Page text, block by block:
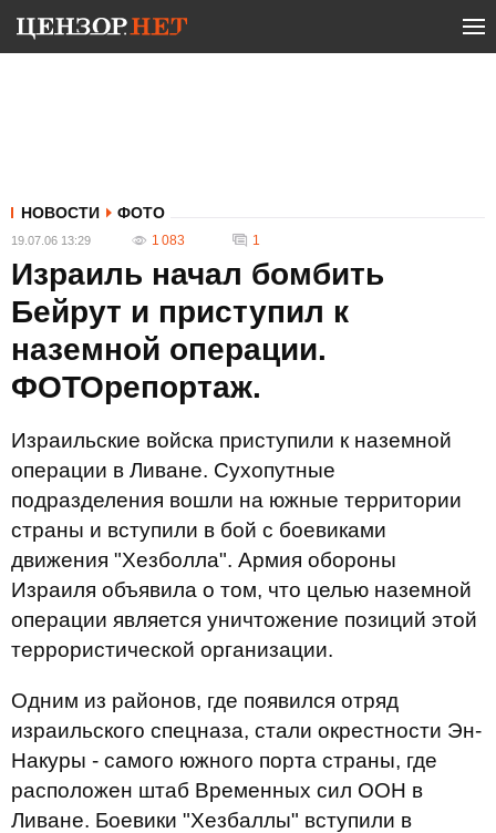
НОВОСТИ ФОТО
19.07.06 13:29 1 083 1
Израиль начал бомбить
Бейрут и приступил к
наземной операции.
ФОТОрепортаж.
Израильские войска приступили к наземной
операции в Ливане. Сухопутные
подразделения вошли на южные территории
страны и вступили в бой с боевиками
движения "Хезболла". Армия обороны
Израиля объявила о том, что целью наземной
операции является уничтожение позиций этой
террористической организации.
Одним из районов, где появился отряд
израильского спецназа, стали окрестности Эн-
Накуры - самого южного порта страны, где
расположен штаб Временных сил ООН в
Ливане. Боевики "Хезбаллы" вступили в